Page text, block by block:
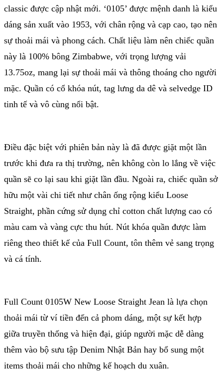
classic được cập nhật mới. ‘0105’ được mệnh danh là kiểu
dáng sản xuất vào 1953, với chân rộng và cạp cao, tạo nên
sự thoải mái và phong cách. Chất liệu làm nên chiếc quần
này là 100% bông Zimbabwe, với trọng lượng vải
13.75oz, mang lại sự thoải mái và thông thoáng cho người
mặc. Quần có cổ khóa nút, tag lưng da dê và selvedge ID
tinh tế và vô cùng nổi bật.
Điều đặc biệt với phiên bản này là đã được giặt một lần
trước khi đưa ra thị trường, nên không còn lo lắng về việc
quần sẽ co lại sau khi giặt lần đầu. Ngoài ra, chiếc quần sở
hữu một vài chi tiết như chân ống rộng kiểu Loose
Straight, phần cứng sử dụng chỉ cotton chất lượng cao có
màu cam và vàng cực thu hút. Nút khóa quần được làm
riêng theo thiết kế của Full Count, tôn thêm vẻ sang trọng
và cá tính.
Full Count 0105W New Loose Straight Jean là lựa chọn
thoải mái từ ví tiền đến cả phom dáng, một sự kết hợp
giữa truyền thống và hiện đại, giúp người mặc dễ dàng
thêm vào bộ sưu tập Denim Nhật Bản hay bổ sung một
items thoải mái cho những kế hoạch du xuân.